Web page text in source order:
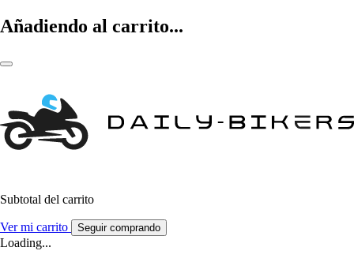
Añadiendo al carrito...
Subtotal del carrito
Ver mi carrito Seguir comprando
Loading...